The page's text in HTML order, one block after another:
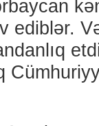
ediblər.